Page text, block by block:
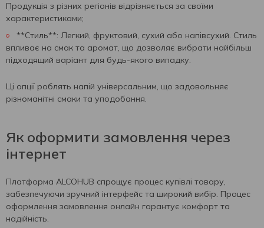
Продукція з різних регіонів відрізняється за своїми
характеристиками;
**Стиль**: Легкий, фруктовий, сухий або напівсухий. Стиль
впливає на смак та аромат, що дозволяє вибрати найбільш
підходящий варіант для будь-якого випадку.
Ці опції роблять напій універсальним, що задовольняє
різноманітні смаки та уподобання.
Як оформити замовлення через
інтернет
Платформа ALCOHUB спрощує процес купівлі товару,
забезпечуючи зручний інтерфейс та широкий вибір. Процес
оформлення замовлення онлайн гарантує комфорт та
надійність.